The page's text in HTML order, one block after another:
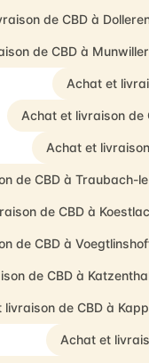
de CBD à
de CBD à
Achat et
Achat et livraison de
Achat et
de CBD à Traubach-
de CBD à
de CBD à
de CBD à
livraison de CBD à
Achat et